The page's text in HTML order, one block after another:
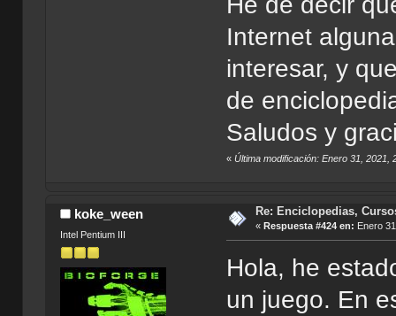
Internet
interesar, y
de
Saludos y
«Última modificación: Enero 31, 2021,
koke_ween
Intel Pentium III
Re: Enciclopedias,
« Respuesta #424 en: Enero
Hola, he
un juego. En